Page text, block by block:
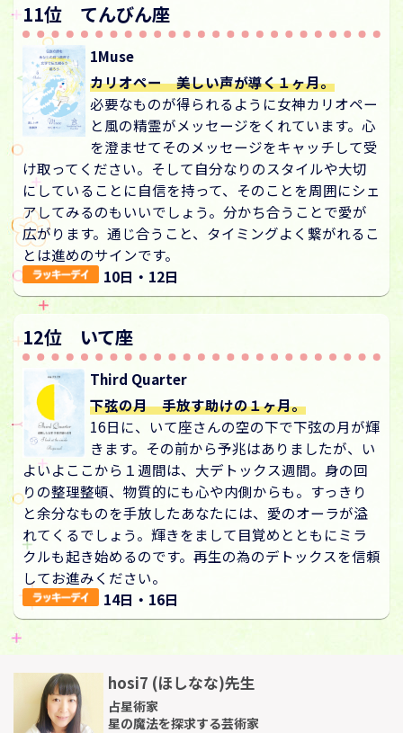
11位 てんびん座
1Muse
カリオペー 美しい声が導く１ヶ月。
必要なものが得られるように女神カリオペー
と風の精霊がメッセージをくれています。心
を澄ませてそのメッセージをキャッチして受
け取ってください。そして自分なりのスタイルや大切
にしていることに自信を持って、そのことを周囲にシェ
アしてみるのもいいでしょう。分かち合うことで愛が
広がります。通じ合うこと、タイミングよく繋がれるこ
とは進めのサインです。
10日・12日
12位 いて座
Third Quarter
下弦の月 手放す助けの１ヶ月。
16日に、いて座さんの空の下で下弦の月が輝
きます。その前から予兆はありましたが、い
よいよここから１週間は、大デトックス週間。身の回
りの整理整頓、物質的にも心や内側からも。すっきり
と余分なものを手放したあなたには、愛のオーラが溢
れてくるでしょう。輝きをまして目覚めとともにミラ
クルも起き始めるのです。再生の為のデトックスを信頼
してお進みください。
14日・16日
hosi7 (ほしなな)先生
占星術家
星の魔法を探求する芸術家